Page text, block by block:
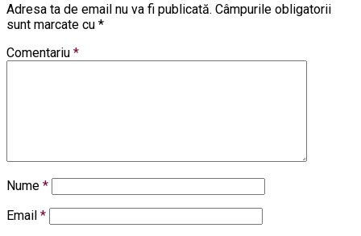
Adresa ta de email nu va fi publicată. Câmpurile obligatorii
sunt marcate cu *
Comentariu *
Nume *
Email *